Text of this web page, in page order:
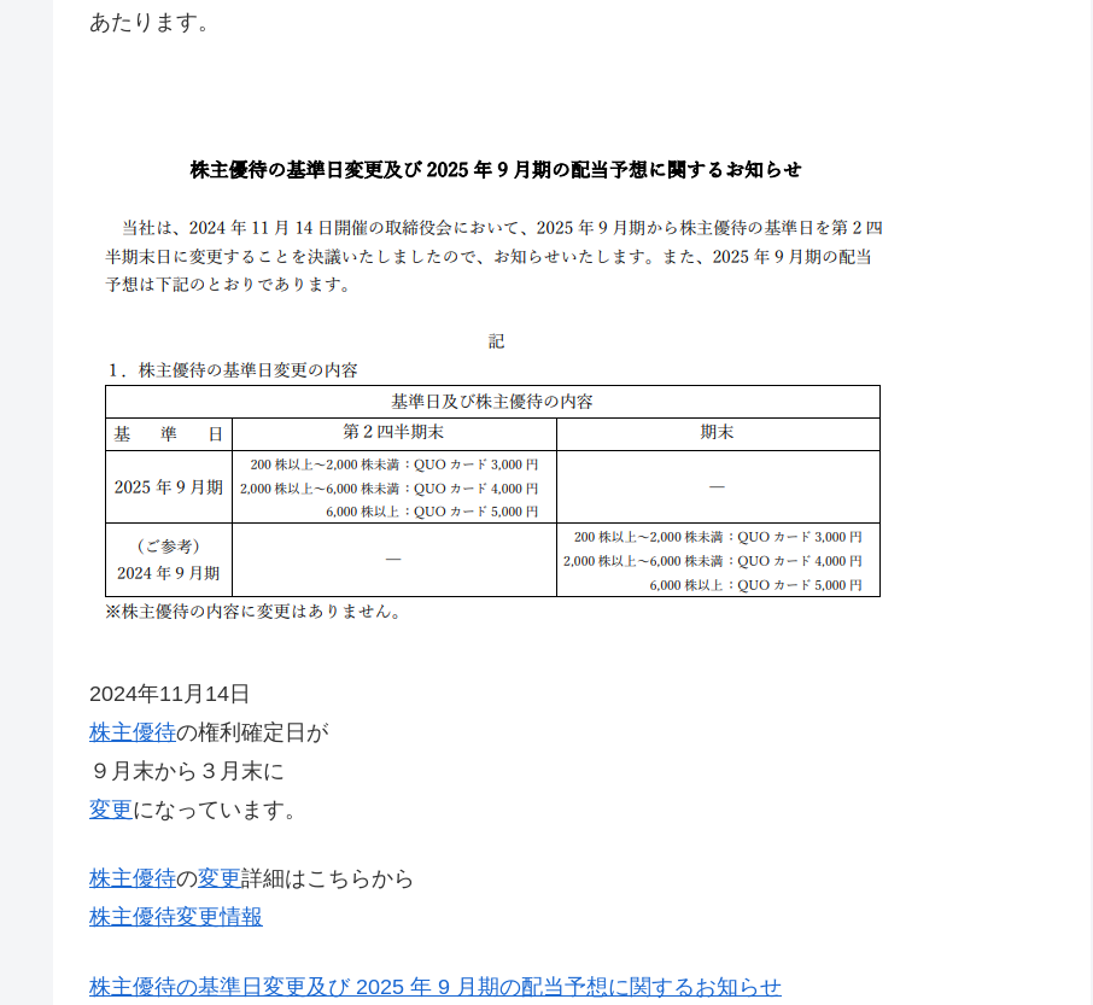
あたります。
2024年11月14日
株主優待の権利確定日が
９月末から３月末に
変更になっています。
株主優待の変更詳細はこちらから
株主優待変更情報
株主優待の基準日変更及び 2025 年 9 月期の配当予想に関するお知らせ